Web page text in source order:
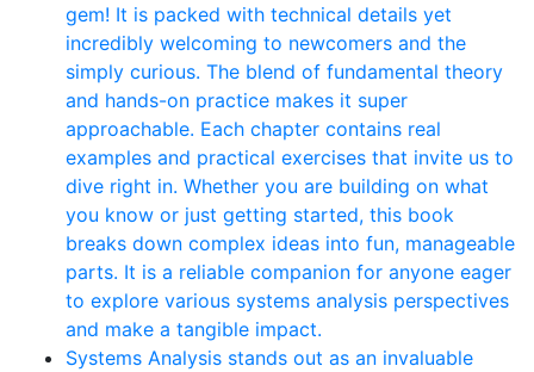
gem! It is packed with technical details yet
incredibly welcoming to newcomers and the
simply curious. The blend of fundamental theory
and hands-on practice makes it super
approachable. Each chapter contains real
examples and practical exercises that invite us to
dive right in. Whether you are building on what
you know or just getting started, this book
breaks down complex ideas into fun, manageable
parts. It is a reliable companion for anyone eager
to explore various systems analysis perspectives
and make a tangible impact.
Systems Analysis stands out as an invaluable